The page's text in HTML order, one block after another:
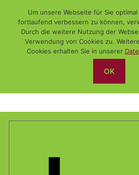
WiSch
Sozial
Um unsere Webseite für Sie
fortlaufend verbessern zu können,
Durch die weitere Nutzung der
Verwendung von Cookies zu.
Cookies erhalten Sie in unserer
OK